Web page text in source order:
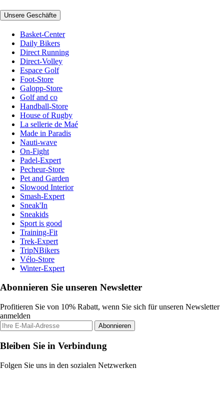
Unsere Geschäfte
Basket-Center
Daily Bikers
Direct Running
Direct-Volley
Espace Golf
Foot-Store
Galopp-Store
Golf and co
Handball-Store
House of Rugby
La sellerie de Maé
Made in Paradis
Nauti-wave
On-Fight
Padel-Expert
Pecheur-Store
Pet and Garden
Slowood Interior
Smash-Expert
Sneak'In
Sneakids
Sport is good
Training-Fit
Trek-Expert
TripNBikers
Vélo-Store
Winter-Expert
Abonnieren Sie unseren Newsletter
Profitieren Sie von 10% Rabatt, wenn Sie sich für unseren Newsletter
anmelden
Abonnieren
Bleiben Sie in Verbindung
Folgen Sie uns in den sozialen Netzwerken